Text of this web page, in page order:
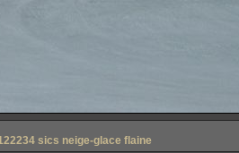
sics neige-glace flaine